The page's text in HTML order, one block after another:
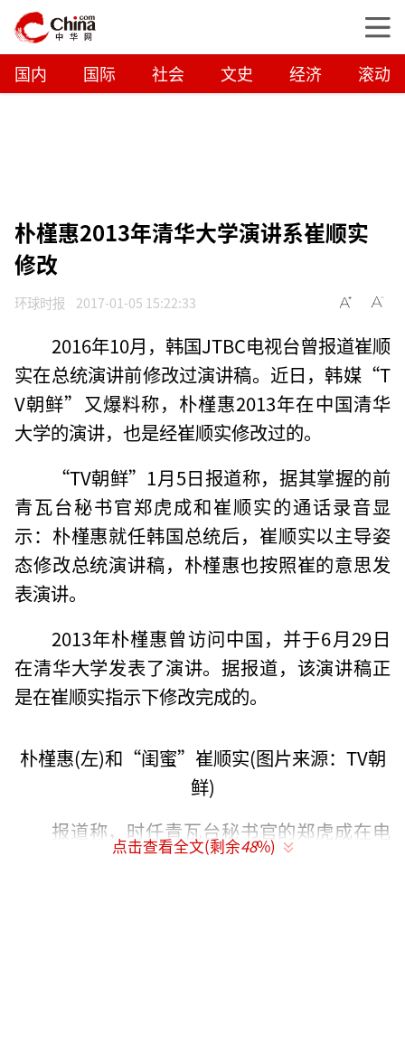
国内 国际 社会 文史 经济 滚动
朴槿惠2013年清华大学演讲系崔顺实
修改
环球时报 2017-01-05 15:22:33
2016年10月，韩国JTBC电视台曾报道崔顺
实在总统演讲前修改过演讲稿。近日，韩媒“T
V朝鲜”又爆料称，朴槿惠2013年在中国清华
大学的演讲，也是经崔顺实修改过的。
“TV朝鲜”1月5日报道称，据其掌握的前
青瓦台秘书官郑虎成和崔顺实的通话录音显
示：朴槿惠就任韩国总统后，崔顺实以主导姿
态修改总统演讲稿，朴槿惠也按照崔的意思发
表演讲。
2013年朴槿惠曾访问中国，并于6月29日
在清华大学发表了演讲。据报道，该演讲稿正
是在崔顺实指示下修改完成的。
朴槿惠(左)和“闺蜜”崔顺实(图片来源：TV朝
鲜)
报道称，时任青瓦台秘书官的郑虎成在电
话中尊称崔顺实为“崔老师”。崔顺实表示，
点击查看全文(剩余48%)